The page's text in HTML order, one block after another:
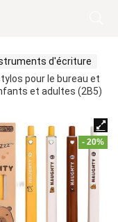
d'écriture
pour le bureau et
et adultes (2B5)
- 20%